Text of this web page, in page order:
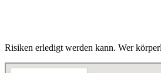
Risiken erledigt werden kann. Wer